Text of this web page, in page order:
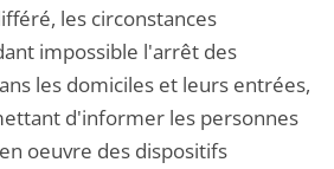
les circonstances
impossible l'arrêt des
les domiciles et leurs entrées,
d'informer les personnes
oeuvre des dispositifs